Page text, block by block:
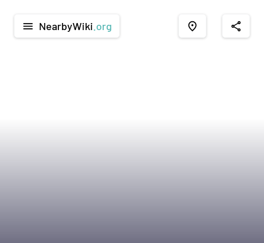
menu NearbyWiki .org place share